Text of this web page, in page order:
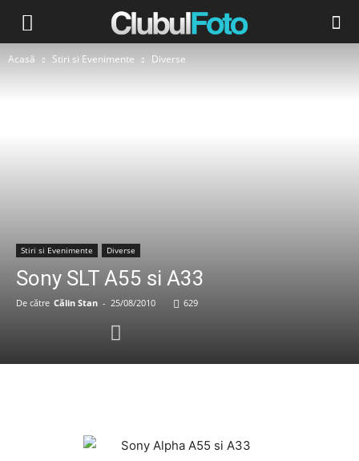
Acasă Stiri si Evenimente Diverse
Stiri si Evenimente Diverse
Sony SLT A55 si A33
De către Călin Stan - 25/08/2010 629